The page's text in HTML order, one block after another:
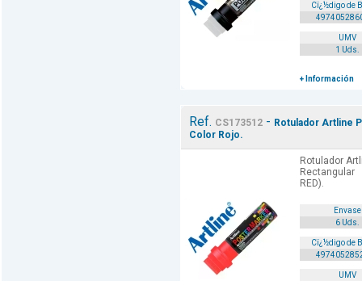
Cï¿½digo de
UMV
1 Uds.
+ Información
Ref. CS173512- Rotulador Artline
Color Rojo.
Rotulador
RED).
Envase
6 Uds.
Cï¿½digo de
UMV